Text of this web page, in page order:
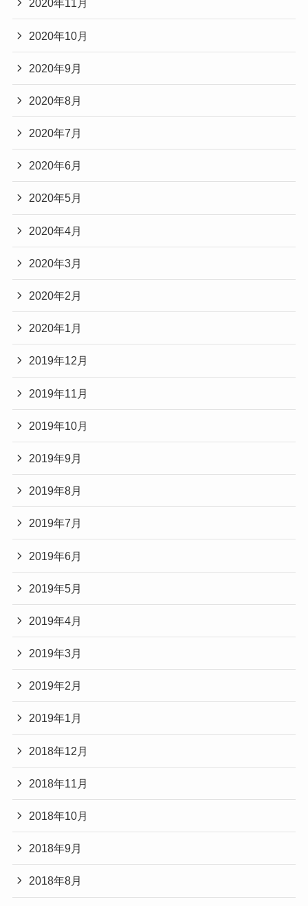
2020年11月
2020年10月
2020年9月
2020年8月
2020年7月
2020年6月
2020年5月
2020年4月
2020年3月
2020年2月
2020年1月
2019年12月
2019年11月
2019年10月
2019年9月
2019年8月
2019年7月
2019年6月
2019年5月
2019年4月
2019年3月
2019年2月
2019年1月
2018年12月
2018年11月
2018年10月
2018年9月
2018年8月